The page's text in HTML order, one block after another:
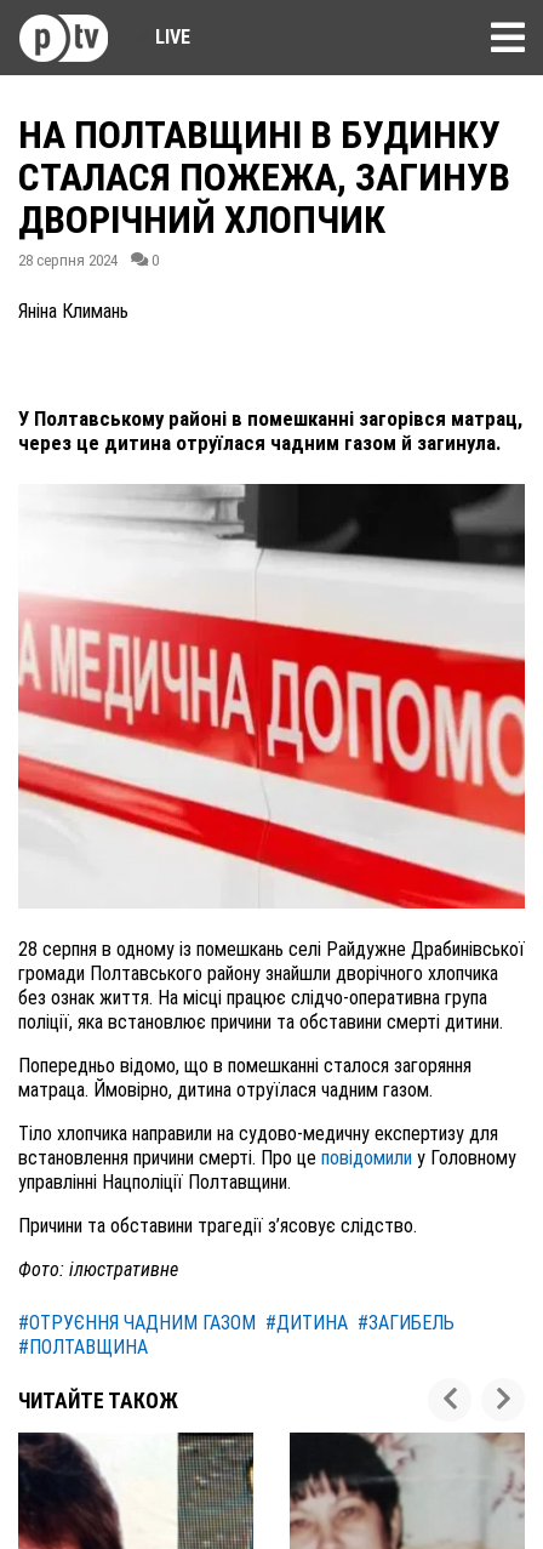
LIVE
НА ПОЛТАВЩИНІ В БУДИНКУ
СТАЛАСЯ ПОЖЕЖА, ЗАГИНУВ
ДВОРІЧНИЙ ХЛОПЧИК
28 серпня 2024 0
Яніна Климань
У Полтавському районі в помешканні загорівся матрац,
через це дитина отруїлася чадним газом й загинула.
28 серпня в одному із помешкань селі Райдужне Драбинівської
громади Полтавського району знайшли дворічного хлопчика
без ознак життя. На місці працює слідчо-оперативна група
поліції, яка встановлює причини та обставини смерті дитини.
Попередньо відомо, що в помешканні сталося загоряння
матраца. Ймовірно, дитина отруїлася чадним газом.
Тіло хлопчика направили на судово-медичну експертизу для
встановлення причини смерті. Про це повідомили у Головному
управлінні Нацполіції Полтавщини.
Причини та обставини трагедії з’ясовує слідство.
Фото: ілюстративне
#ОТРУЄННЯ ЧАДНИМ ГАЗОМ #ДИТИНА #ЗАГИБЕЛЬ
#ПОЛТАВЩИНА
ЧИТАЙТЕ ТАКОЖ